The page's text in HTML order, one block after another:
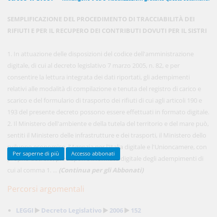
SEMPLIFICAZIONE DEL PROCEDIMENTO DI TRACCIABILITÀ DEI
RIFIUTI E PER IL RECUPERO DEI CONTRIBUTI DOVUTI PER IL SISTRI
1. In attuazione delle disposizioni del codice dell'amministrazione
digitale, di cui al decreto legislativo 7 marzo 2005, n. 82, e per
consentire la lettura integrata dei dati riportati, gli adempimenti
relativi alle modalità di compilazione e tenuta del registro di carico e
scarico e del formulario di trasporto dei rifiuti di cui agli articoli 190 e
193 del presente decreto possono essere effettuati in formato digitale.
2. Il Ministero dell'ambiente e della tutela del territorio e del mare può,
sentiti il Ministero delle infrastrutture e dei trasporti, il Ministero dello
sviluppo economico, l'Agenzia per l'Italia digitale e l'Unioncamere, con
proprio decreto, predisporre il formato digitale degli adempimenti di
cui al comma 1. ... (Continua per gli Abbonati)
Percorsi argomentali
LEGGI Decreto Legislativo 2006 152
anziché risparmi il 21%!
Acquista ora
48,00 €
Acquista ora
Per saperne di più Accesso abbonati